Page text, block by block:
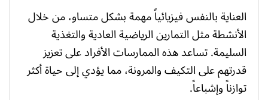
العناية بالنفس فيزيائياً مهمة بشكل متساو، من خلال
الأنشطة مثل التمارين الرياضية العادية والتغذية
السليمة. تساعد هذه الممارسات الأفراد على تعزيز
قدرتهم على التكيف والمرونة، مما يؤدي إلى حياة أكثر
توازناً وإشباعاً.